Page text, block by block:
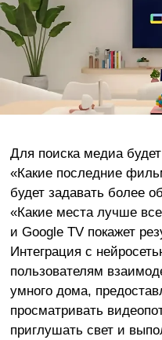
Для поиска медиа
«Какие последние
будет задавать более
«Какие места лучше
и Google TV покажет
Интеграция с
пользователям
умного дома,
просматривать
приглушать свет и